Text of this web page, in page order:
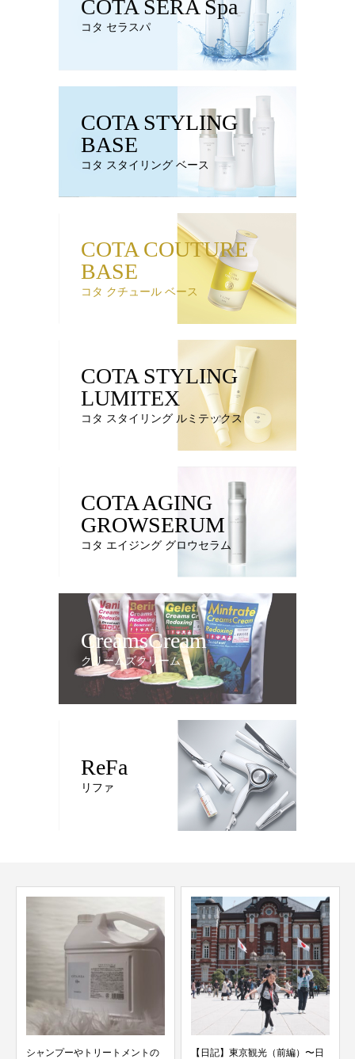
COTA SERA Spa
コタ セラスパ
COTA STYLING
BASE
コタ スタイリング ベース
COTA COUTURE
BASE
コタ クチュール ベース
COTA STYLING
LUMITEX
コタ スタイリング ルミテックス
COTA AGING
GROWSERUM
コタ エイジング グロウセラム
CreamsCream
クリームズクリーム
ReFa
リファ
【日記】東京観光（前編）〜日
【輝髪（きらがみ）髪質改善】